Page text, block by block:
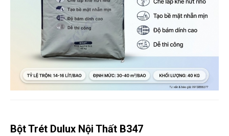
Bột Trét Dulux Nội Thất B347